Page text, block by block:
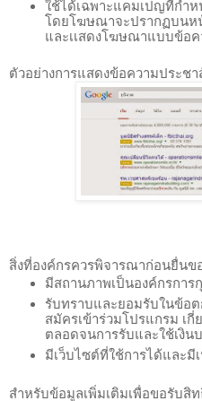
ใช้ได้เฉพาะแคมเปญที่กำ
โดยโฆษณาจะปรากฏบนห
และเเสดงโฆษณาแบบข้อค
ตัวอย่างการแสดงข้อความประช
สิ่งที่องค์กรควรพิจารณาก่อนยื่นข
มีสถานภาพเป็นองค์กรการ
รับทราบและยอมรับในข้อ
สมัครเข้าร่วมโปรแกรม เ
ตลอดจนการรับและใช้เงิน
มีเว็บไซต์ที่ใช้การได้และมี